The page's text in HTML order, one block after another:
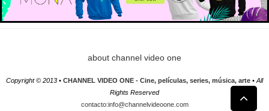
about channel video one
Copyright © 2013 • CHANNEL VIDEO ONE - Cine, películas, series, música, arte • All
Rights Reserved
contacto:info@channelvideoone.com